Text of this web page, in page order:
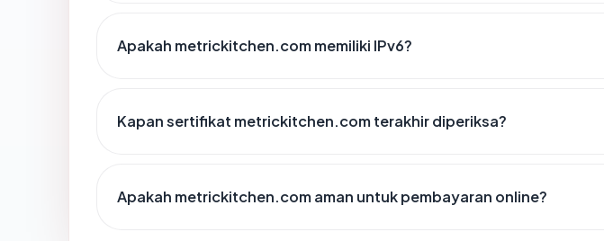
Apakah metrickitchen.com memiliki IPv6?
Kapan sertifikat metrickitchen.com terakhir diperiksa?
Apakah metrickitchen.com aman untuk pembayaran online?